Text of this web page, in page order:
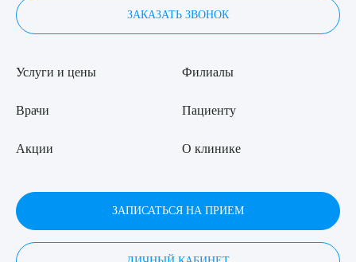
ЗАКАЗАТЬ ЗВОНОК
Услуги и цены
Врачи
Акции
Филиалы
Пациенту
О клинике
ЗАПИСАТЬСЯ НА ПРИЕМ